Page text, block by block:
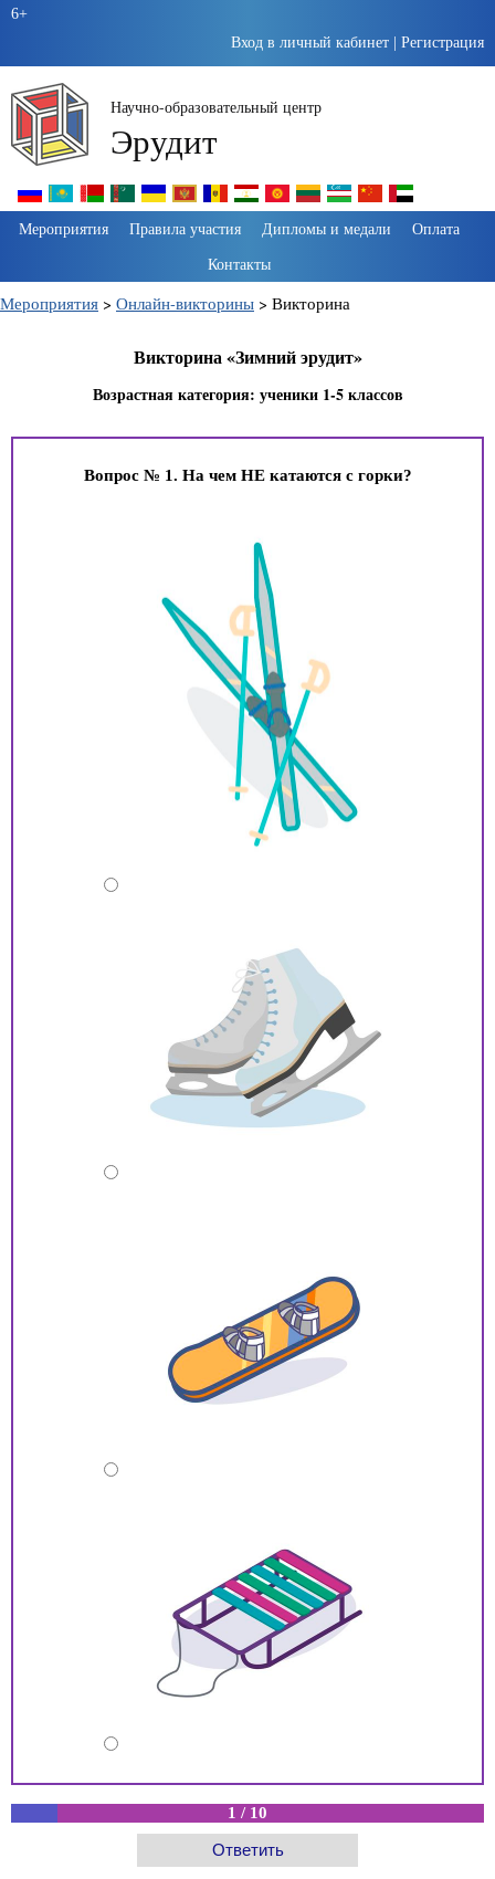
6+
Вход в личный кабинет
Регистрация
Научно-образовательный центр
Эрудит
Пропустить
навигацию
Мероприятия Правила участия Дипломы и медали
Оплата
Контакты
Мероприятия > Онлайн-викторины > Викторина
Викторина «Зимний эрудит»
Возрастная категория: ученики 1-5 классов
Вопрос № 1. На чем НЕ катаются с горки?
1 / 10